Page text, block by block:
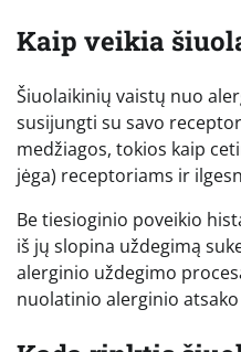
Kaip veikia
Šiuolaikinių vaistų nuo
susijungti su savo
medžiagos, tokios kaip
jėga) receptoriams ir
Be tiesioginio poveikio
iš jų slopina uždegimą
alerginio uždegimo
nuolatinio alerginio